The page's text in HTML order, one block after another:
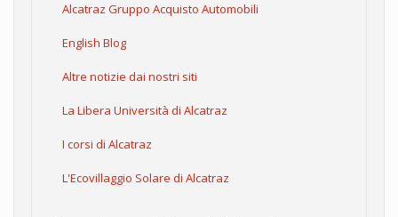
Alcatraz Gruppo Acquisto Automobili
English Blog
Altre notizie dai nostri siti
La Libera Università di Alcatraz
I corsi di Alcatraz
L'Ecovillaggio Solare di Alcatraz